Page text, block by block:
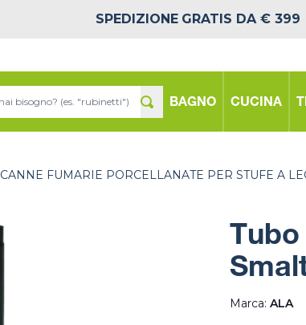
SPEDIZIONE GRATIS DA € 399
BAGNO CUCINA
CANNE FUMARIE PORCELLANATE PER STUFE A
Marca: ALA